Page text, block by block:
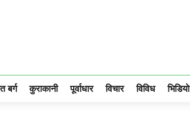
बर्ग कुराकानी पूर्वाधार विचार विविध भिडियो